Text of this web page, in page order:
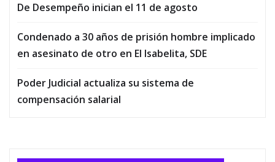
De Desempeño inician el 11 de agosto
Condenado a 30 años de prisión hombre implicado
en asesinato de otro en El Isabelita, SDE
Poder Judicial actualiza su sistema de
compensación salarial